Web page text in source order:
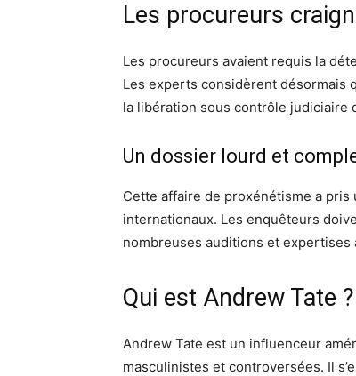
Les procureurs
Les procureurs avaient requis la
Les experts considèrent désormais
la libération sous contrôle judiciaire
Un dossier lourd et
Cette affaire de proxénétisme a
internationaux. Les enquêteurs
nombreuses auditions et expertises
Qui est Andrew Tate ?
Andrew Tate est un influenceur
masculinistes et controversées. Il